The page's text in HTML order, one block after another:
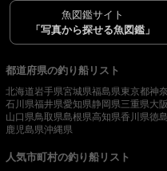
魚図鑑サイト
「写真から探せる魚図鑑」
都道府県の釣り船リスト
北海道岩手県宮城県福島県東京都神
石川県福井県愛知県静岡県三重県大
山口県鳥取県島根県高知県香川県徳
鹿児島県沖縄県
人気市町村の釣り船リスト